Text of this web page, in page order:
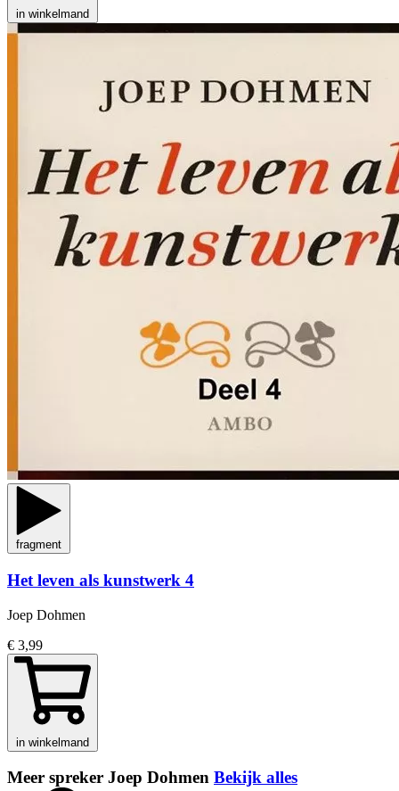
in winkelmand
fragment
Het leven als kunstwerk 4
Joep Dohmen
€ 3,99
in winkelmand
Meer spreker Joep Dohmen Bekijk alles